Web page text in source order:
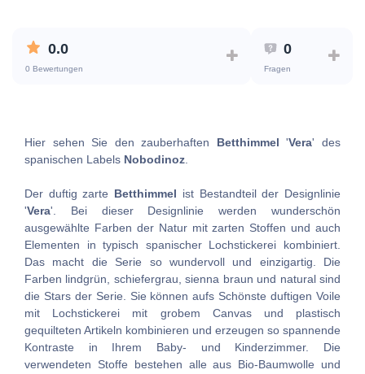
0.0
0 Bewertungen
0
Fragen
Hier sehen Sie den zauberhaften Betthimmel 'Vera' des
spanischen Labels Nobodinoz.
Der duftig zarte Betthimmel ist Bestandteil der Designlinie
'Vera'. Bei dieser Designlinie werden wunderschön
ausgewählte Farben der Natur mit zarten Stoffen und auch
Elementen in typisch spanischer Lochstickerei kombiniert.
Das macht die Serie so wundervoll und einzigartig. Die
Farben lindgrün, schiefergrau, sienna braun und natural sind
die Stars der Serie. Sie können aufs Schönste duftigen Voile
mit Lochstickerei mit grobem Canvas und plastisch
gequilteten Artikeln kombinieren und erzeugen so spannende
Kontraste in Ihrem Baby- und Kinderzimmer. Die
verwendeten Stoffe bestehen alle aus Bio-Baumwolle und